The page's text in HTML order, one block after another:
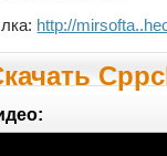
http://